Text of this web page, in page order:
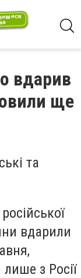
вдарив
ще
та
вдарили
з Росії